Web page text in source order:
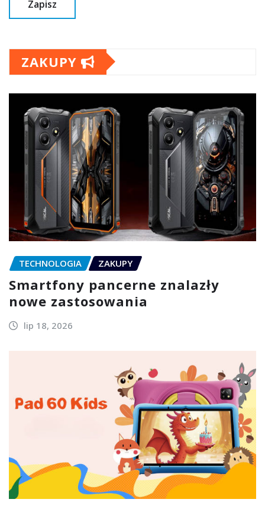
ZAKUPY
TECHNOLOGIA ZAKUPY
Smartfony pancerne znalazły
nowe zastosowania
lip 18, 2026